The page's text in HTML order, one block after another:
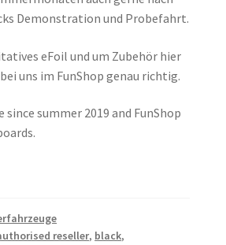
Demonstration und Probefahrt.
eFoil und um Zubehör hier
uns im FunShop genau richtig.
summer 2019 and FunShop
reseller, black,